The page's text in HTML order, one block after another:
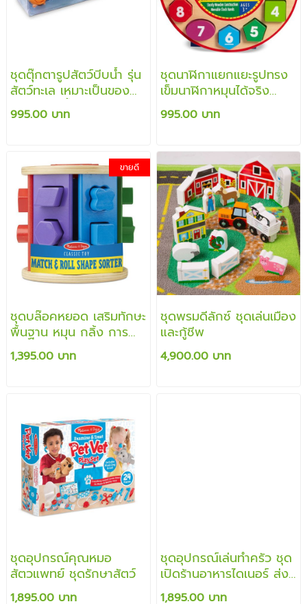
ชุดตุ๊กตารูปสัตว์บีบน้ำ รุ่น
สัตว์ทะเล เหมาะเป็นของ
เล่นให้ห้องน้ำ เล่นในสระ
หรือเล่นในทะเล
995.00 บาท
ชุดนาฬิกาแยกแยะรูปทรง
เข็มนาฬิกาหมุนได้จริง
สอนการเรียนรู้บอกเวลา
เรียนรู้ตัวเลข
995.00 บาท
ขายดี
ชุดบล๊อคหยอด เสริมทักษะ
พื้นฐาน หมุน กลิ้ง การ
ไหล และใส่ให้ตรงช่อง
เสริมสร้างพัฒนาการได้
1,395.00 บาท
ชุดพรมดีลักซ์ ชุดเล่นเมือง
และกู้ชีพ
4,900.00 บาท
ชุดอุปกรณ์คุณหมอ
สัตวแพทย์ ชุดรักษาสัตว์
1,895.00 บาท
ชุดอุปกรณ์เล่นทำครัว ชุด
เปิดร้านอาหารไดเนอร์ ส่ง
เสริมการเล่นแบบสวม
1,895.00 บาท